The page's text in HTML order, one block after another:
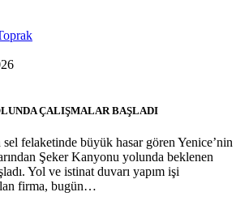
ÇALIŞMALAR BAŞLADI
sel felaketinde büyük hasar gören Yenice’nin
Şeker Kanyonu yolunda beklenen
Yol ve istinat duvarı yapım işi
firma, bugün…